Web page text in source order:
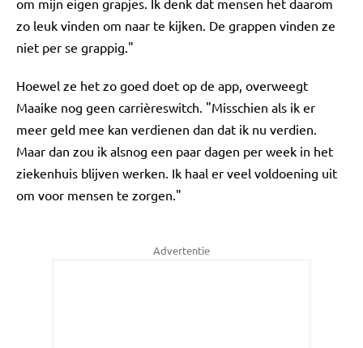
om mijn eigen grapjes. Ik denk dat mensen het daarom
zo leuk vinden om naar te kijken. De grappen vinden ze
niet per se grappig."
Hoewel ze het zo goed doet op de app, overweegt
Maaike nog geen carrièreswitch. "Misschien als ik er
meer geld mee kan verdienen dan dat ik nu verdien.
Maar dan zou ik alsnog een paar dagen per week in het
ziekenhuis blijven werken. Ik haal er veel voldoening uit
om voor mensen te zorgen."
Advertentie